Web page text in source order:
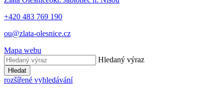
+420 483 769 190
ou@zlata-olesnice.cz
Mapa webu
Hledaný výraz
Hledat
rozšířené vyhledávání